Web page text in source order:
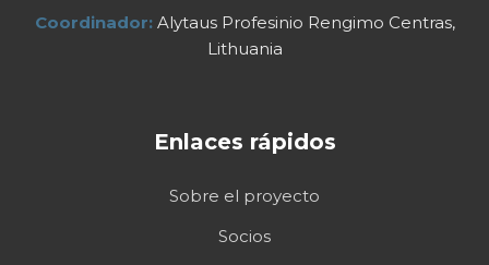
Coordinador:Alytaus Profesinio Rengimo Centras,
Lithuania
Enlaces rápidos
Sobre el proyecto
Socios